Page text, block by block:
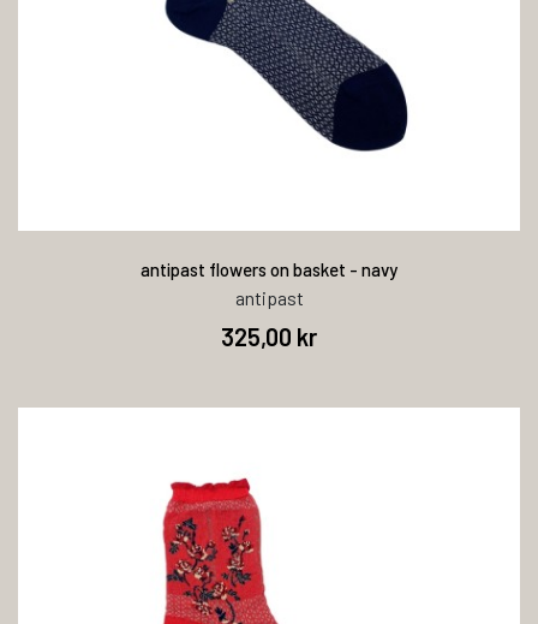
antipast flowers on basket - navy
antipast
325,00 kr